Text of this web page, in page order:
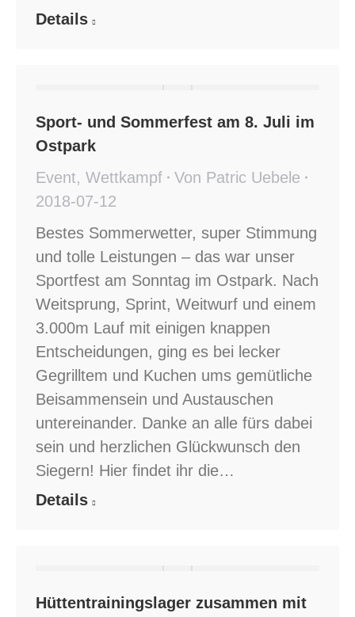
Details
Sport- und Sommerfest am 8. Juli im
Ostpark
Event, Wettkampf Von Patric Uebele
2018-07-12
Bestes Sommerwetter, super Stimmung
und tolle Leistungen – das war unser
Sportfest am Sonntag im Ostpark. Nach
Weitsprung, Sprint, Weitwurf und einem
3.000m Lauf mit einigen knappen
Entscheidungen, ging es bei lecker
Gegrilltem und Kuchen ums gemütliche
Beisammensein und Austauschen
untereinander. Danke an alle fürs dabei
sein und herzlichen Glückwunsch den
Siegern! Hier findet ihr die…
Details
Hüttentrainingslager zusammen mit